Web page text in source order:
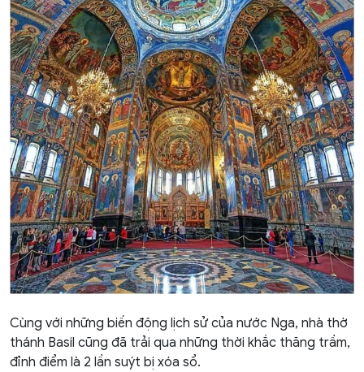
Cùng với những biến động lịch sử của nước Nga, nhà thờ
thánh Basil cũng đã trải qua những thời khắc thăng trầm,
đỉnh điểm là 2 lần suýt bị xóa sổ.